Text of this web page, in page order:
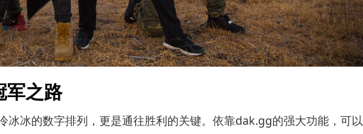
军之路
冰冰的数字排列，更是通往胜利的关键。依靠dak.gg的强大功能，可以